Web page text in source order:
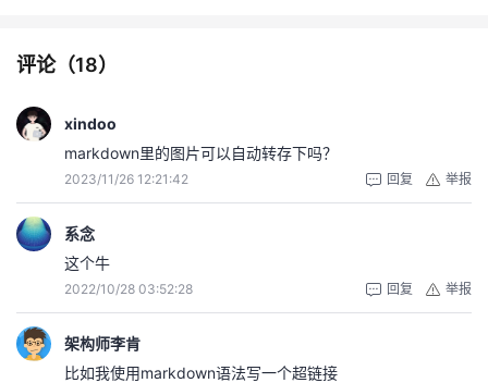
评论（18）
xindoo
markdown里的图片可以自动转存下吗？
2023/11/26 12:21:42 举报
回复
系念
这个牛
2022/10/28 03:52:28 举报
回复
架构师李肯
比如我使用markdown语法写一个超链接